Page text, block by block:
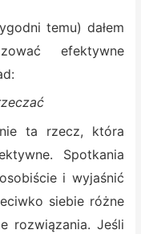
temu) dałem
efektywne
ta rzecz, która
Spotkania
i wyjaśnić
siebie różne
rozwiązania. Jeśli